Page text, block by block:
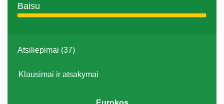
Baisu
Atsiliepimai (37)
Klausimai ir atsakymai